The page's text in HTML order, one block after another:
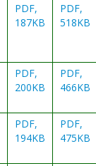
PDF,
187KB
PDF,
518KB
PDF,
200KB
PDF,
466KB
PDF,
194KB
PDF,
475KB